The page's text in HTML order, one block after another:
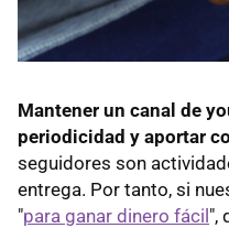
Mantener un canal de
periodicidad y aportar
seguidores son
entrega. Por tanto, si
"para ganar dinero fácil",